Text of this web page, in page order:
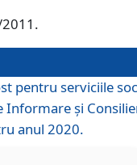
2011.
pentru serviciile
Informare și
anul 2020.